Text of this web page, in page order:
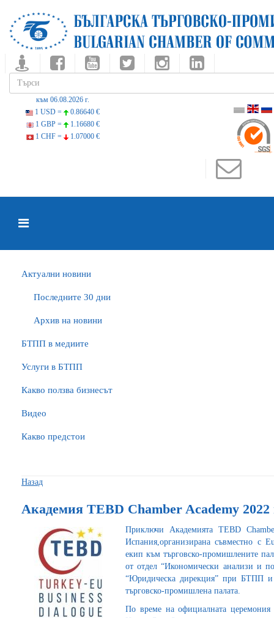
към 06.08.2026 г.
1 USD =
0.86640 €
1 GBP =
1.16680 €
1 CHF =
1.07000 €
Актуални новини
Последните 30 дни
Архив на новини
БTПП в медиите
Услуги в БТПП
Какво ползва бизнесът
Видео
Какво предстои
Назад
Академия TEBD Chamber Academy
Приключи Академията TEBD
Испания,организирана съвместно с
екип към търговско-промишлените
от отдел “Икономически анализи и
“Юридическа дирекция” при БТПП
търговско-промишлена палата.
По време на официалната церемония